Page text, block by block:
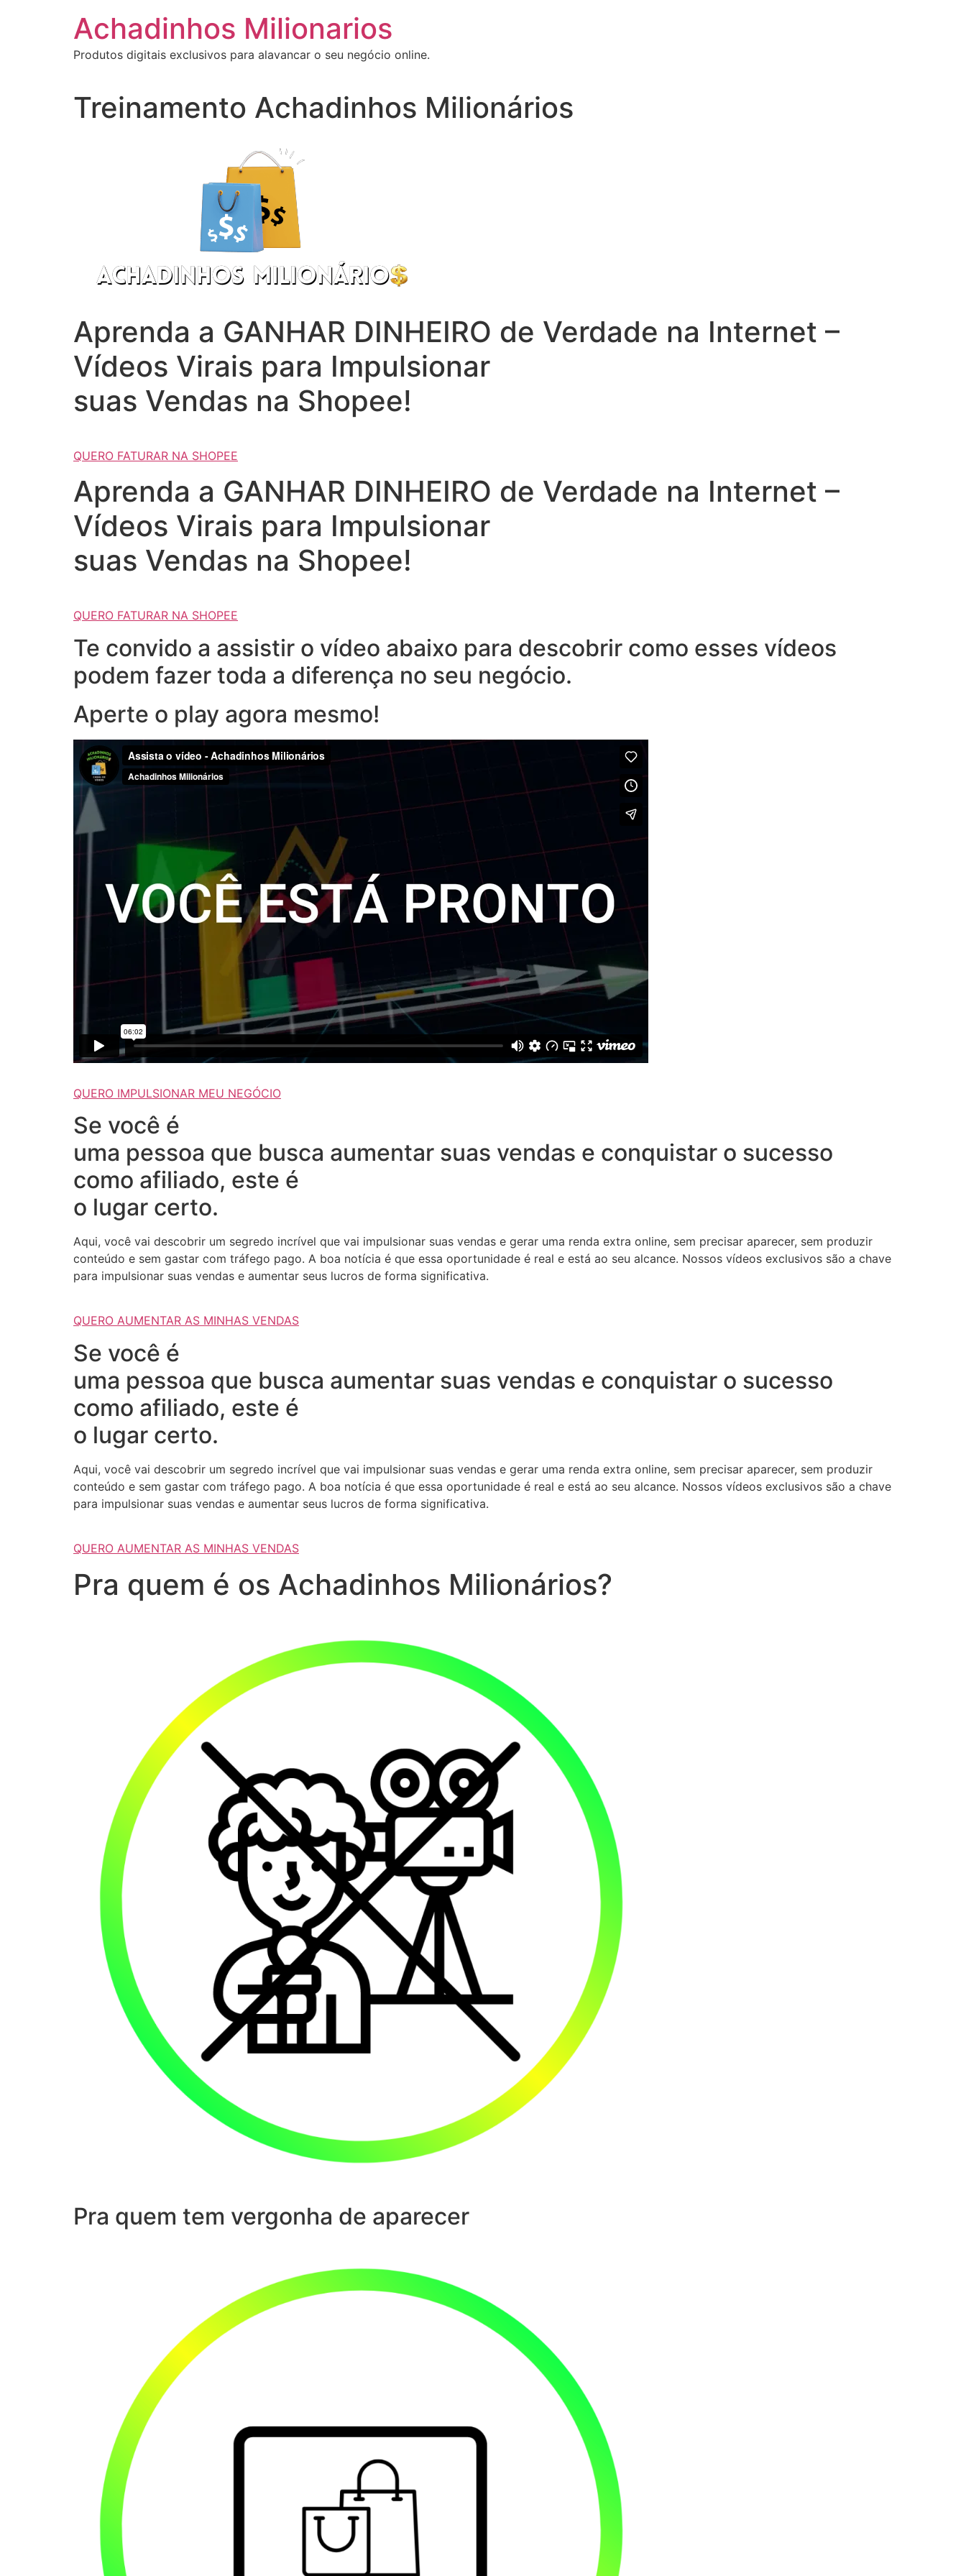
Achadinhos Milionarios
Produtos digitais exclusivos para alavancar o seu negócio online.
Treinamento Achadinhos Milionários
Aprenda a GANHAR DINHEIRO de Verdade na Internet –
Vídeos Virais para Impulsionar
suas Vendas na Shopee!
QUERO FATURAR NA SHOPEE
Aprenda a GANHAR DINHEIRO de Verdade na Internet –
Vídeos Virais para Impulsionar
suas Vendas na Shopee!
QUERO FATURAR NA SHOPEE
Te convido a assistir o vídeo abaixo para descobrir como esses vídeos
podem fazer toda a diferença no seu negócio.
Aperte o play agora mesmo!
QUERO IMPULSIONAR MEU NEGÓCIO
Se você é
uma pessoa que busca aumentar suas vendas e conquistar o sucesso
como afiliado, este é
o lugar certo.
Aqui, você vai descobrir um segredo incrível que vai impulsionar suas vendas e gerar uma renda extra online, sem precisar aparecer, sem produzir
conteúdo e sem gastar com tráfego pago. A boa notícia é que essa oportunidade é real e está ao seu alcance. Nossos vídeos exclusivos são a chave
para impulsionar suas vendas e aumentar seus lucros de forma significativa.
QUERO AUMENTAR AS MINHAS VENDAS
Se você é
uma pessoa que busca aumentar suas vendas e conquistar o sucesso
como afiliado, este é
o lugar certo.
Aqui, você vai descobrir um segredo incrível que vai impulsionar suas vendas e gerar uma renda extra online, sem precisar aparecer, sem produzir
conteúdo e sem gastar com tráfego pago. A boa notícia é que essa oportunidade é real e está ao seu alcance. Nossos vídeos exclusivos são a chave
para impulsionar suas vendas e aumentar seus lucros de forma significativa.
QUERO AUMENTAR AS MINHAS VENDAS
Pra quem é os Achadinhos Milionários?
Pra quem tem vergonha de aparecer